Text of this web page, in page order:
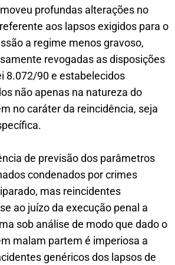
profundas alterações no
aos lapsos exigidos para o
a regime menos gravoso,
revogadas as disposições
8.072/90 e estabelecidos
não apenas na natureza do
no caráter da reincidência, seja
de previsão dos parâmetros
condenados por crimes
mas reincidentes
ao juízo da execução penal a
sob análise de modo que dado o
malam partem é imperiosa a
genéricos dos lapsos de